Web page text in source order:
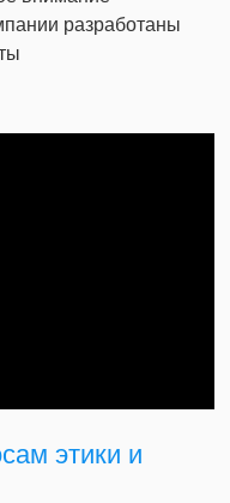
разработаны
этики и